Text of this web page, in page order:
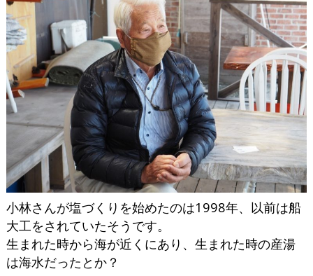
小林さんが塩づくりを始めたのは1998年、以前は船
大工をされていたそうです。
生まれた時から海が近くにあり、生まれた時の産湯
は海水だったとか？